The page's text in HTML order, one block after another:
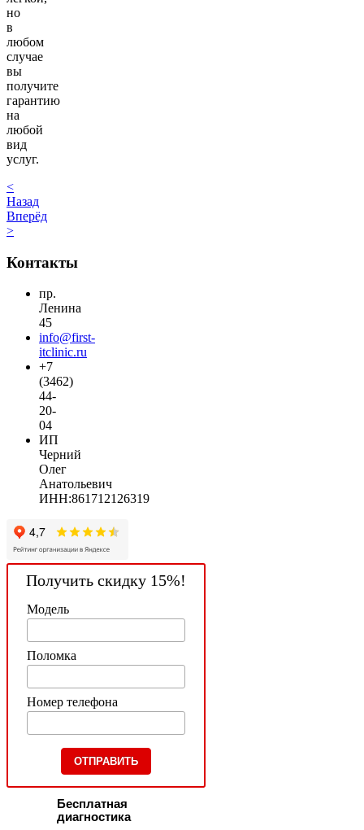
но
в
любом
случае
вы
получите
гарантию
на
любой
вид
услуг.
<
Назад
Вперёд
>
Контакты
пр.
Ленина
45
info@first-
itclinic.ru
+7
(3462)
44-
20-
04
ИП
Черний
Олег
Анатольевич
ИНН:861712126319
Получить скидку 15%!
Модель
Поломка
Номер телефона
Бесплатная
диагностика